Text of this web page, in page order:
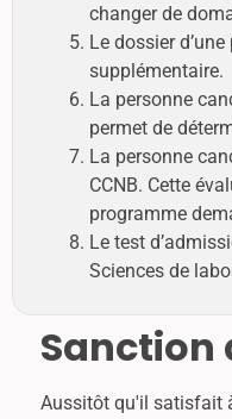
changer de
Le dossier
supplémentaire.
La personne
permet de
La personne
CCNB. Cette
programme
Le test
Sciences de
Sanction
Aussitôt qu'il satisfait